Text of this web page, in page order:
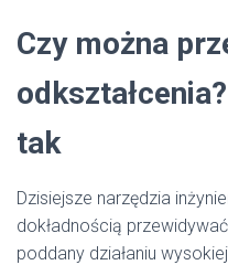
Czy można
tak
Dzisiejsze narzędzia
dokładnością
poddany działaniu